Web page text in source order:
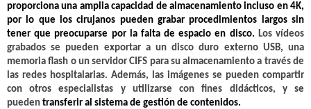
proporciona una amplia capacidad de almacenamiento incluso en 4K,
por lo que los cirujanos pueden grabar procedimientos largos sin
tener que preocuparse por la falta de espacio en disco. Los vídeos
grabados se pueden exportar a un disco duro externo USB, una
memoria flash o un servidor CIFS para su almacenamiento a través de
las redes hospitalarias. Además, las imágenes se pueden compartir
con otros especialistas y utilizarse con fines didácticos, y se
pueden transferir al sistema de gestión de contenidos.